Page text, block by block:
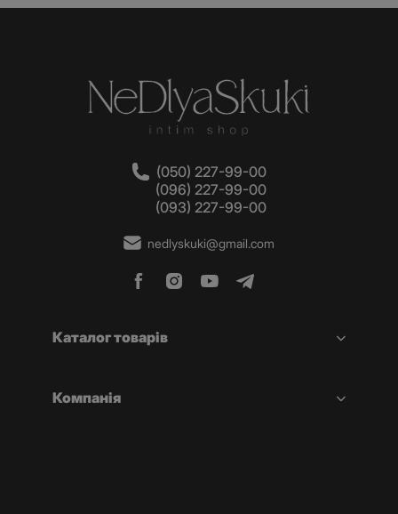
(050) 227-99-00
(096) 227-99-00
(093) 227-99-00
nedlyskuki@gmail.com
Каталог товарів
Компанія